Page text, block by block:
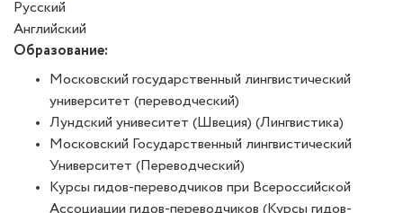
Русский
Английский
Образование:
Московский государственный лингвистический
университет (переводческий)
Лундский унивеситет (Швеция) (Лингвистика)
Московский Государственный лингвистический
Университет (Переводческий)
Курсы гидов-переводчиков при Всероссийской
Ассоциации гидов-переводчиков (Курсы гидов-